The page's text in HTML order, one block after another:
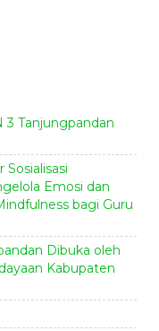
3 Tanjungpandan
Emosi dan
bagi Guru
Dibuka oleh
Kabupaten